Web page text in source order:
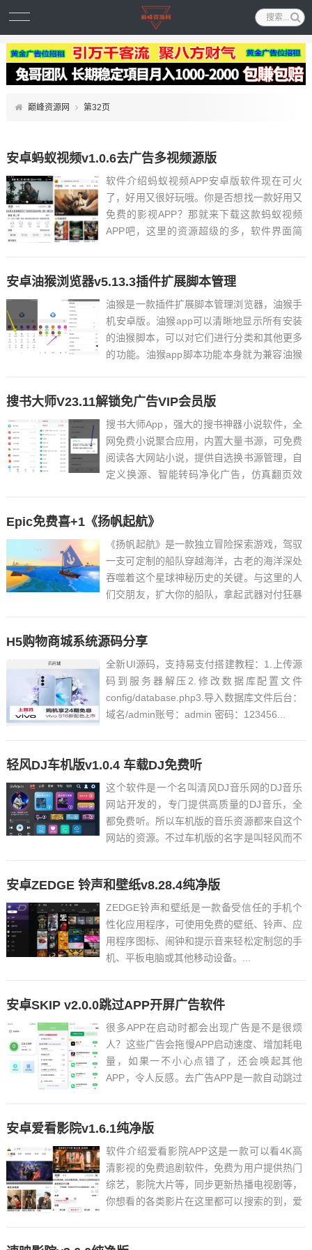
巅峰资源网 第32页
安卓蚂蚁视频v1.0.6去广告多视频源版
软件介绍蚂蚁视频APP安卓版软件现在可火
了，好用又很好玩哦。你是否想找一款好用又
免费的影视APP？那就来下载这款蚂蚁视频
APP吧，这里的资源超级的多，软件界面简
安卓油猴浏览器v5.13.3插件扩展脚本管理
油猴是一款插件扩展脚本管理浏览器，油猴手
机安卓版。油猴app可以清晰地显示所有安装
的油猴脚本，可以对它们进行分类和其他更多
的功能。油猴app脚本功能本身就为兼容油猴
猴规范的脚本文件移动到油猴app目录下使
用。功能特点1...
搜书大师V23.11解锁免广告VIP会员版
搜书大师App，强大的搜书神器小说软件，全
网免费小说聚合应用，内置大量书源，可免费
阅读各大网站小说，提供自选换书源管理，自
定义换源、智能转码净化广告，仿真翻页效
透明度及柔化支持● 优化书籍内置字体...
Epic免费喜+1《扬帆起航》
《扬帆起航》是一款独立冒险探索游戏，驾驭
一支可定制的船队穿越海洋，古老的海洋深处
吞噬着这个星球神秘历史的关键。与这里的人
们交朋友，扩大你的船队，拿起武器对付狂暴
地址：https://store.epicgames.com/...
H5购物商城系统源码分享
全新UI源码，支持易支付搭建教程：1.上传源
码到服务器解压2.修改数据库配置文件
config/database.php3.导入数据库文件后台：
域名/admin账号：admin 密码：123456...
轻风DJ车机版v1.0.4 车载DJ免费听
这个软件是一个名叫清风DJ音乐网的DJ音乐
网站开发的，专门提供高质量的DJ音乐，全
都免费听。所以车机版的音乐资源都来自这个
网站的资源。不过车机版的名字是叫轻风而不
安卓ZEDGE 铃声和壁纸v8.28.4纯净版
ZEDGE铃声和壁纸是一款备受信任的手机个
性化应用程序，可使用免费的壁纸、铃声、应
用程序图标、闹钟和提示音来轻松定制您的手
机、平板电脑或其他移动设备。...
安卓SKIP v2.0.0跳过APP开屏广告软件
很多APP在启动时都会出现广告是不是很烦
人？这些广告会拖慢APP启动速度、增加耗电
量，如果一不小心点错了，还会唤起其他
APP，令人反感。去广告APP是一款自动跳过
流量。超多黑科技功能，解放双手让手机更智
能，已解锁会员功...
安卓爱看影院v1.6.1纯净版
软件介绍爱看影院APP这是一款可以看4K高
清影视的免费追剧软件，免费为用户提供热门
综艺，影院大片等，同步更新热播电视剧等，
你想看的各类影片在这里都可以搜索的到，爱